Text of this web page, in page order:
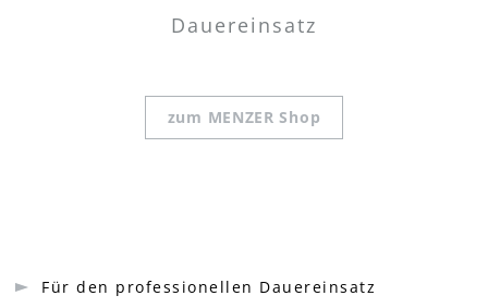
Dauereinsatz
zum MENZER Shop
Für den professionellen Dauereinsatz